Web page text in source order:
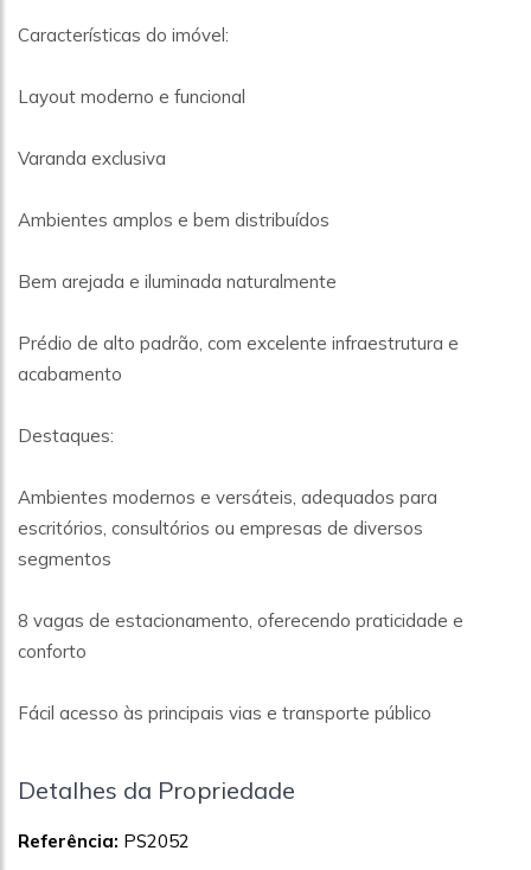
Características do imóvel:
Layout moderno e funcional
Varanda exclusiva
Ambientes amplos e bem distribuídos
Bem arejada e iluminada naturalmente
Prédio de alto padrão, com excelente infraestrutura e
acabamento
Destaques:
Ambientes modernos e versáteis, adequados para
escritórios, consultórios ou empresas de diversos
segmentos
8 vagas de estacionamento, oferecendo praticidade e
conforto
Fácil acesso às principais vias e transporte público
Detalhes da Propriedade
Referência: PS2052